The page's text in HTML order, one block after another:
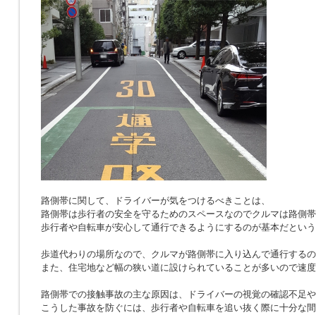
路側帯に関して、ドライバーが気をつけるべきことは、
路側帯は歩行者の安全を守るためのスペースなのでクルマは路側
歩行者や自転車が安心して通行できるようにするのが基本だとい
歩道代わりの場所なので、クルマが路側帯に入り込んで通行する
また、住宅地など幅の狭い道に設けられていることが多いので速
路側帯での接触事故の主な原因は、ドライバーの視覚の確認不足
こうした事故を防ぐには、歩行者や自転車を追い抜く際に十分な